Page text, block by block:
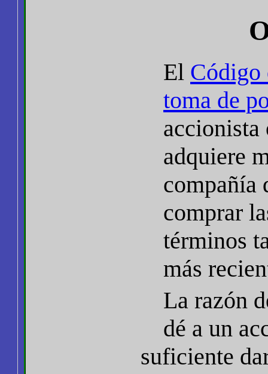
El Código
toma de
adquiere
compañía
comprar
términos
más
La razón
dé a un
suficiente